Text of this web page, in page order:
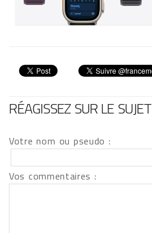
RÉAGISSEZ SUR LE SUJET
Votre nom ou pseudo :
Vos commentaires :